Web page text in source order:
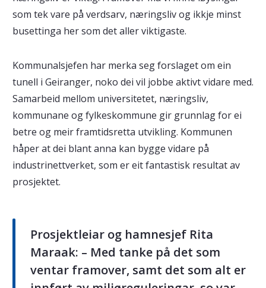
som tek vare på verdsarv, næringsliv og ikkje minst
busettinga her som det aller viktigaste.
Kommunalsjefen har merka seg forslaget om ein
tunell i Geiranger, noko dei vil jobbe aktivt vidare med.
Samarbeid mellom universitetet, næringsliv,
kommunane og fylkeskommune gir grunnlag for ei
betre og meir framtidsretta utvikling. Kommunen
håper at dei blant anna kan bygge vidare på
industrinettverket, som er eit fantastisk resultat av
prosjektet.
Prosjektleiar og hamnesjef Rita
Maraak: – Med tanke på det som
ventar framover, samt det som alt er